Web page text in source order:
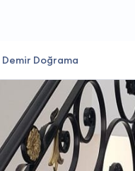
Demir Doğrama